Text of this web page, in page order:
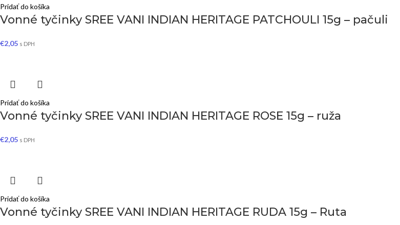
Pridať do košíka
Vonné tyčinky SREE VANI INDIAN HERITAGE PATCHOULI 15g – pačuli
€2,05 s DPH
Pridať do košíka
Vonné tyčinky SREE VANI INDIAN HERITAGE ROSE 15g – ruža
€2,05 s DPH
Pridať do košíka
Vonné tyčinky SREE VANI INDIAN HERITAGE RUDA 15g – Ruta